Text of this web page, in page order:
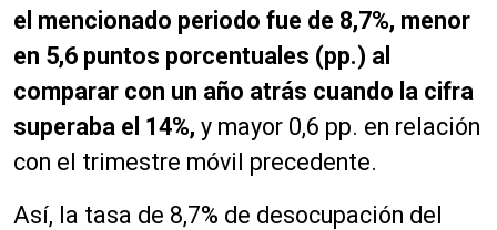
el mencionado periodo fue de 8,7%, menor
en 5,6 puntos porcentuales (pp.) al
comparar con un año atrás cuando la cifra
superaba el 14%, y mayor 0,6 pp. en relación
con el trimestre móvil precedente.
Así, la tasa de 8,7% de desocupación del